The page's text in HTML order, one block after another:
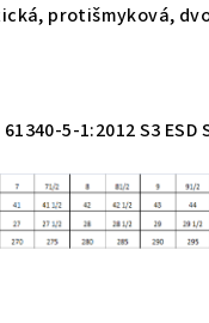
protišmyková,
5-1:2012 S3 ESD